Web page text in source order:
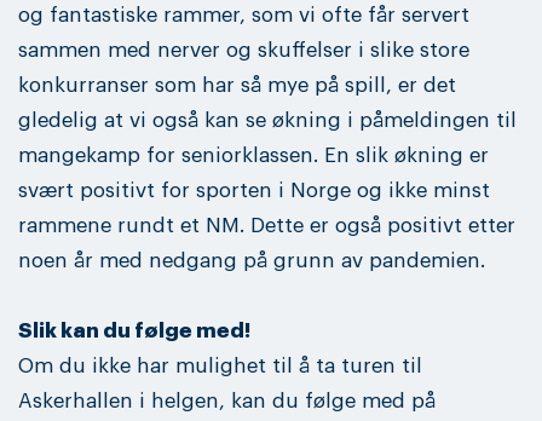
og fantastiske rammer, som vi ofte får servert
sammen med nerver og skuffelser i slike store
konkurranser som har så mye på spill, er det
gledelig at vi også kan se økning i påmeldingen til
mangekamp for seniorklassen. En slik økning er
svært positivt for sporten i Norge og ikke minst
rammene rundt et NM. Dette er også positivt etter
noen år med nedgang på grunn av pandemien.
Slik kan du følge med!
Om du ikke har mulighet til å ta turen til
Askerhallen i helgen, kan du følge med på